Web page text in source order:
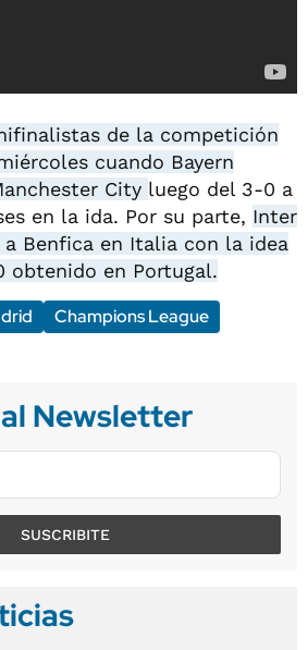
de la competición
cuando Bayern
City luego del 3-0 a
en la ida. Por su parte, Inter
Benfica en Italia con la idea
obtenido en Portugal.
Champions League
Newsletter
SUSCRIBITE